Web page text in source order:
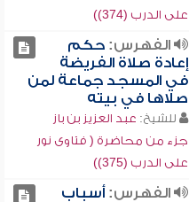
على الدرب (374))
الفهرس:حكم
إعادة صلاة الفريضة
في المسجد جماعة لمن
صلاها في بيته
للشيخ: عبد العزيز بن باز
جزء من محاضرة ( فتاوى نور
على الدرب (375))
الفهرس:أسباب